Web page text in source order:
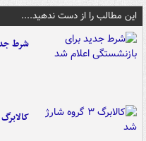
این مطالب را از دست ندهید....
شرط
کالابرگ ۳ گروه شارژ شد